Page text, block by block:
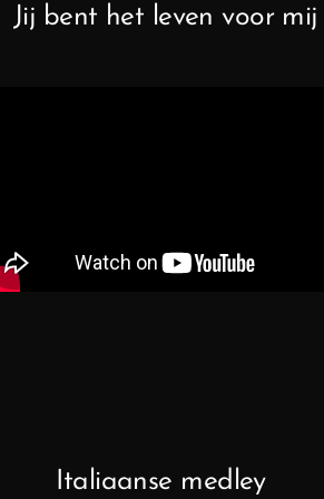
Jij bent het leven voor mij
Italiaanse medley